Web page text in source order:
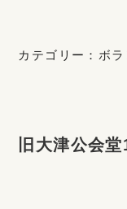
カテゴリー： ボ
旧大津公会